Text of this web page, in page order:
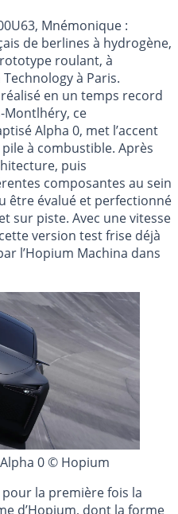
Mnémonique :
de berlines à hydrogène,
roulant, à
Technology à Paris.
en un temps record
Montlhéry, ce
Alpha 0, met l’accent
à combustible. Après
puis
composantes au sein
être évalué et perfectionné
sur piste. Avec une vitesse
version test frise déjà
l’Hopium Machina dans
0 © Hopium
la première fois la
d’Hopium, dont la forme